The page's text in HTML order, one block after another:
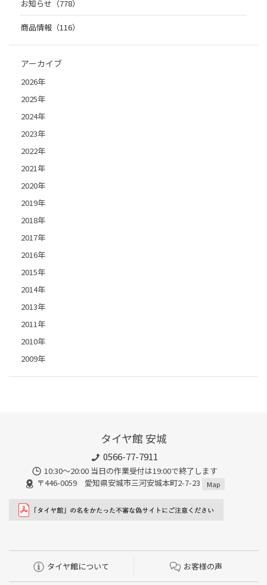
お知らせ（778）
商品情報（116）
アーカイブ
2026年
2025年
2024年
2023年
2022年
2021年
2020年
2019年
2018年
2017年
2016年
2015年
2014年
2013年
2011年
2010年
2009年
タイヤ館 安城
0566-77-7911
10:30〜20:00 当日の作業受付は19:00で終了します
〒446-0059 愛知県安城市三河安城本町2-7-23
Map
タイヤ館について お客様の声